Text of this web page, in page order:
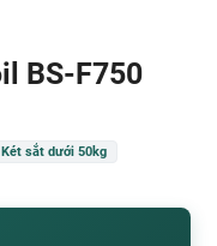
BS-F750
Két sắt dưới 50kg